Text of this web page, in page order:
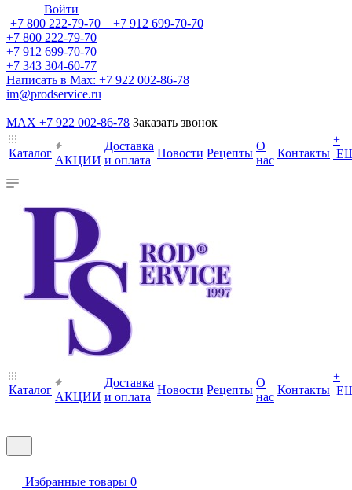
Войти
+7 800 222-79-70 +7 912 699-70-70
+7 800 222-79-70
+7 912 699-70-70
+7 343 304-60-77
Написать в Max: +7 922 002-86-78
im@prodservice.ru
MAX +7 922 002-86-78 Заказать звонок
Каталог
АКЦИИ
Доставка
и оплата
Новости Рецепты
О
нас
Контакты
+
Каталог
АКЦИИ
Доставка
и оплата
Новости Рецепты
О
нас
Контакты
+
Избранные товары 0